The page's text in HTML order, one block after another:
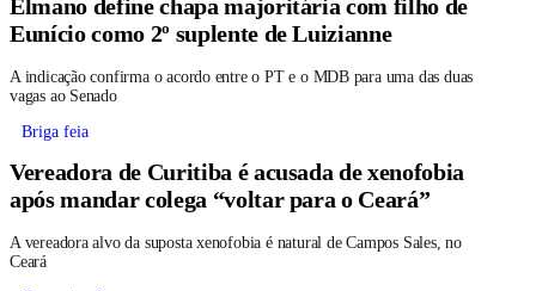
Elmano define chapa majoritária com filho de
Eunício como 2º suplente de Luizianne
A indicação confirma o acordo entre o PT e o MDB para uma das duas
vagas ao Senado
Briga feia
Vereadora de Curitiba é acusada de xenofobia
após mandar colega “voltar para o Ceará”
A vereadora alvo da suposta xenofobia é natural de Campos Sales, no
Ceará